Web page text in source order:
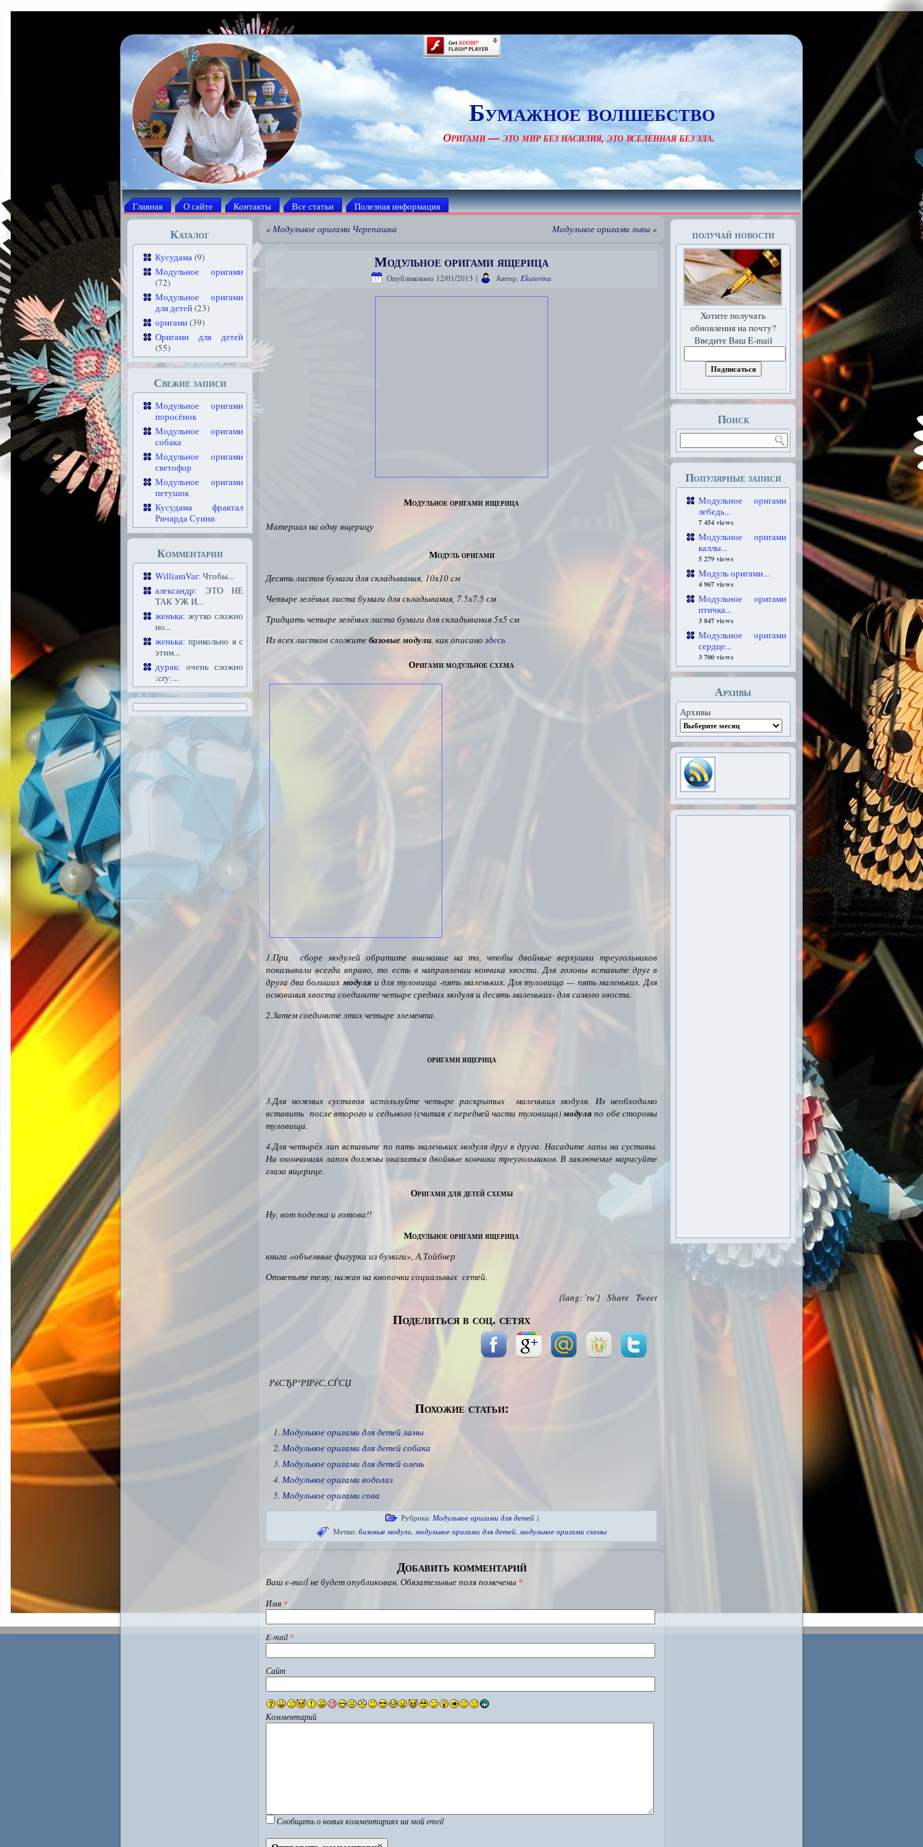
Бумажное волшебство
Оригами — это мир без насилия, это вселенная без зла.
Главная О сайте Контакты Все статьи Полезная информация
Каталог
Кусудама(9)
Модульное оригами
(72)
Модульное оригами
для детей(23)
оригами(39)
Оригами для детей
(55)
Свежие записи
Модульное оригами
поросёнок
Модульное оригами
собака
Модульное оригами
светофор
Модульное оригами
петушок
Кусудама фрактал
Ричарда Суини
Комментарии
WilliamVar: Чтобы...
александр: ЭТО НЕ
ТАК УЖ И...
женька: жутко сложно
но...
женька: прикольно я с
этим...
дурак: очень сложно
:cry:...
«Модульное оригами Черепашка Модульное оригами львы»
Модульное оригами ящерица
Опубликовано 12/01/2013 | Автор: Ekaterina
Модульное оригами ящерица
Материал на одну ящерицу
Модуль оригами
Десять листов бумаги для складывания, 10х10 см
Четыре зелёных листа бумаги для складывания, 7.5х7.5 см
Тридцать четыре зелёных листа бумаги для складывания 5х5 см
Из всех листков сложитебазовые модули, как описано здесь
Оригами модульное схема
1.При сборе модулей обратите внимание на то, чтобы двойные верхушки треугольников
показывали всегда вправо, то есть в направлении кончика хвоста. Для головы вставьте друг в
друга два большихмодуляи для туловища -пять маленьких. Для туловища — пять маленьких. Для
основания хвоста соедините четыре средних модуля и десять маленьких- для самого хвоста.
2.Затем соедините этих четыре элемента.
оригами ящерица
3.Для ножных суставов используйте четыре раскрытых маленьких модуля. Их необходимо
вставить после второго и седьмого (считая с передней части туловища)модуляпо обе стороны
туловища.
4.Для четырёх лап вставьте по пять маленьких модуля друг в друга. Насадите лапы на суставы.
На окончаниях лапок должны оказаться двойные кончики треугольников. В заключение нарисуйте
глаза ящерице.
Оригами для детей схемы
Ну, вот поделка и готова!!
Модульное оригами ящерица
книга «объемные фигурки из бумаги», А.Тойбнер
Отметьте тему, нажав на кнопочки социальных сетей.
Tweet
Share
{lang: 'ru'}
Поделиться в соц. сетях
РќСЂР°РІРёС‚СЃСЏ
Похожие статьи:
Модульное оригами для детей ламы
Модульное оригами для детей собака
Модульное оригами для детей олень
Модульное оригами водолаз
Модульное оригами сова
Рубрика: Модульное оригами для детей |
Метки: базовые модули,модульное оригами для детей,модульное оригами схемы
Добавить комментарий
Ваш e-mail не будет опубликован. Обязательные поля помечены *
Имя *
E-mail*
Сайт
Комментарий
Сообщать о новых комментариях на мой emeil
получай новости
Хотите получать
обновления на почту?
Введите Ваш E-mail
Поиск
Популярные записи
Модульное оригами
лебедь...
7 454 views
Модульное оригами
каллы...
5 279 views
Модуль оригами...
4 967 views
Модульное оригами
птичка...
3 847 views
Модульное оригами
сердце...
3 700 views
Архивы
Архивы